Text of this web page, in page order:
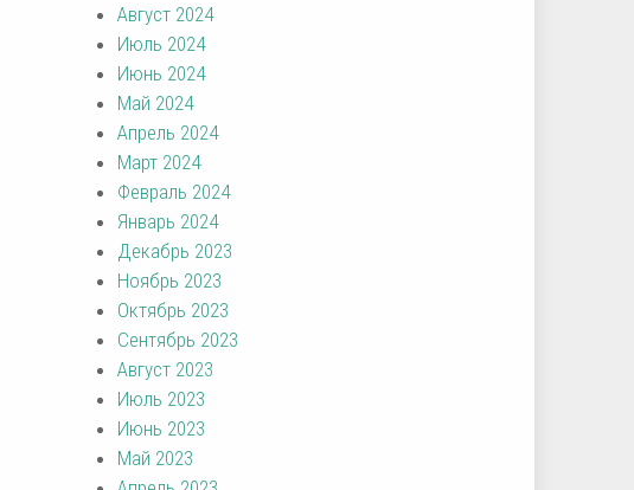
Август 2024
Июль 2024
Июнь 2024
Май 2024
Апрель 2024
Март 2024
Февраль 2024
Январь 2024
Декабрь 2023
Ноябрь 2023
Октябрь 2023
Сентябрь 2023
Август 2023
Июль 2023
Июнь 2023
Май 2023